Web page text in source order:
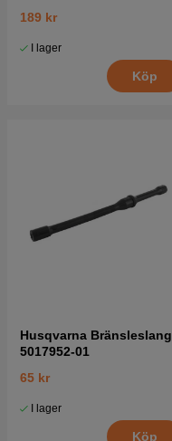
189 kr
I lager
Köp
Husqvarna Bränsleslang
5017952-01
65 kr
I lager
Köp